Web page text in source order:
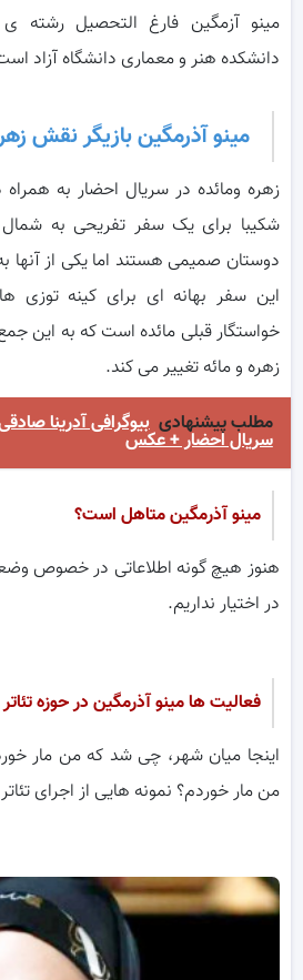
مینو آزمگین فارغ التحصیل رشته
دانشکده هنر و معماری دانشگاه آزاد
مینو آذرمگین بازیگر نقش
زهره ومائده در سریال احضار به
شکیبا برای یک سفر تفریحی به
دوستان صمیمی هستند اما یکی از آنها
این سفر بهانه ای برای کینه
خواستگار قبلی مائده است که به این
زهره و مائه تغییر می کند.
مطلب پیشنهادی بیوگرافی آدرینا
سریال احضار + عکس
مینو آذرمگین متاهل است؟
هنوز هیچ گونه اطلاعاتی در خصوص
در اختیار نداریم.
فعالیت ها مینو آذرمگین در حوزه تئاتر
اینجا میان شهر، چی شد که من مار
من مار خوردم؟ نمونه هایی از اجرای